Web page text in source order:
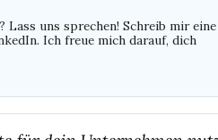
Lass uns sprechen! Schreib mir eine
Ich freue mich darauf, dich